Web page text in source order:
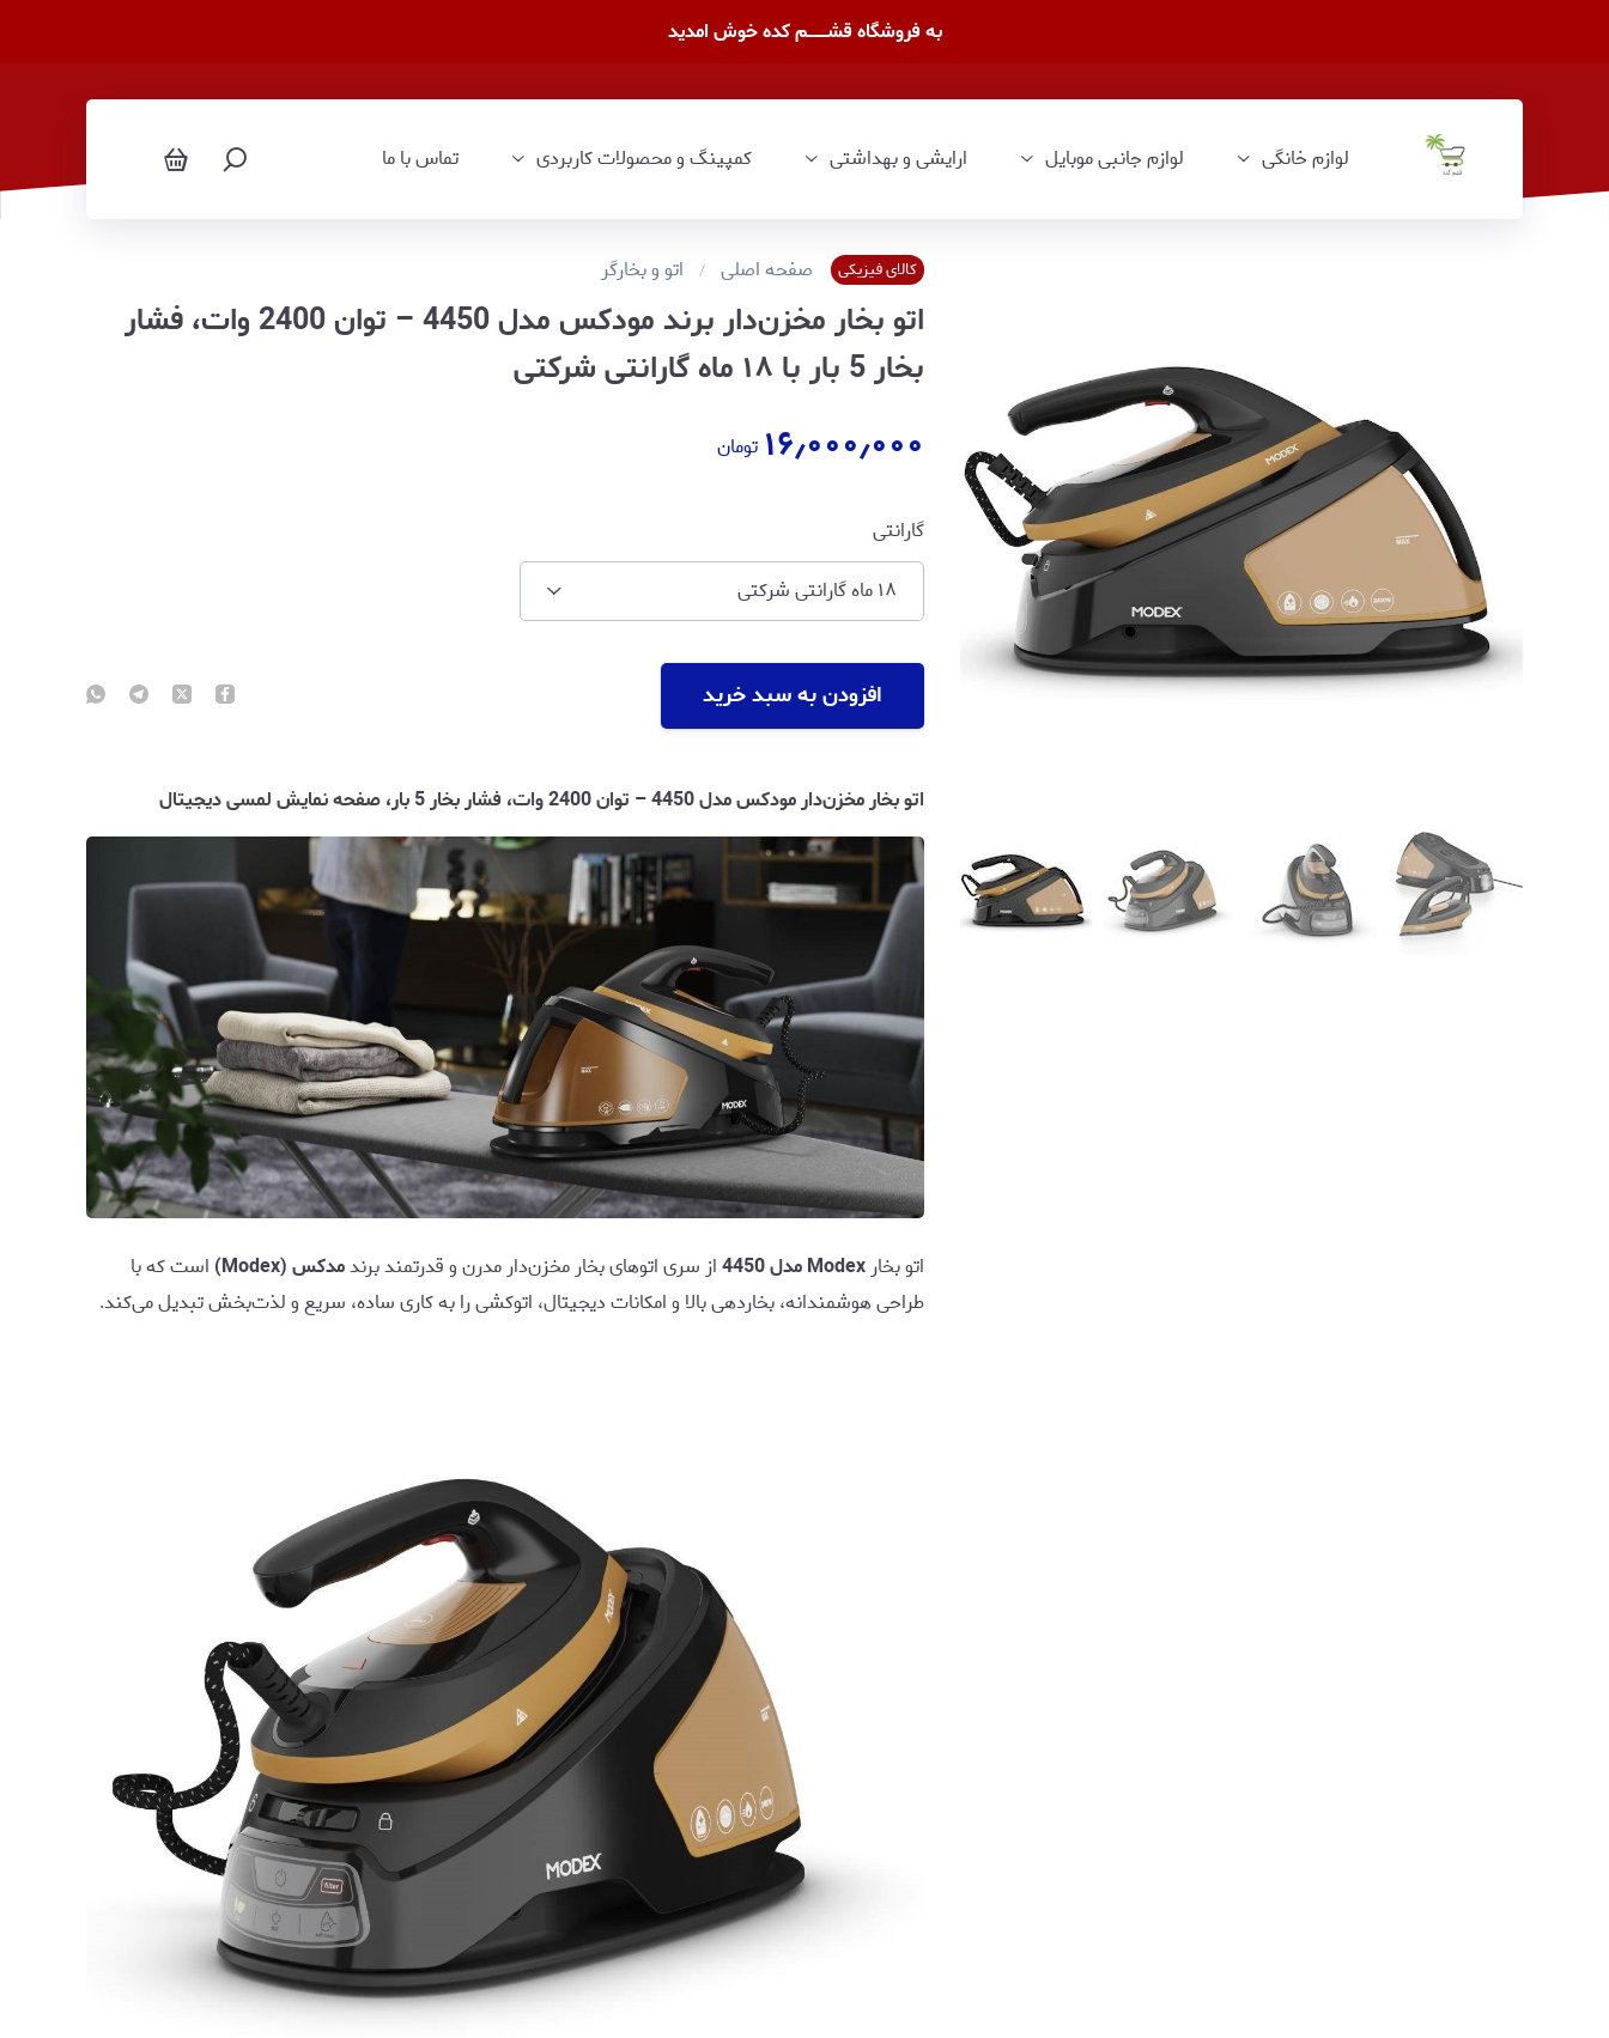
به فروشگاه قشــــــــم کده خوش امدید
لوازم خانگی لوازم جانبی موبایل ارایشی و بهداشتی کمپینگ و محصولات کاربردی تماس با ما
کالای فیزیکی صفحه اصلی اتو و بخارگر
اتو بخار مخزن‌دار برند مودکس مدل 4450 – توان 2400 وات، فشار
بخار 5 بار با ۱۸ ماه گارانتی شرکتی
۱۶٫۰۰۰٫۰۰۰ تومان
گارانتی
۱۸ ماه گارانتی شرکتی
افزودن به سبد خرید
اتو بخار مخزن‌دار مودکس مدل 4450 – توان 2400 وات، فشار بخار 5 بار، صفحه نمایش لمسی دیجیتال
اتو بخار Modex مدل 4450 از سری اتوهای بخار مخزن‌دار مدرن و قدرتمند برندمدکس (Modex)
است که با
طراحی هوشمندانه، بخاردهی بالا و امکانات دیجیتال، اتوکشی را به کاری ساده، سریع و لذت‌بخش تبدیل می‌کند.